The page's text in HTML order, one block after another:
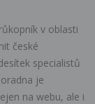
v oblasti
české
specialistů
je
na webu, ale i